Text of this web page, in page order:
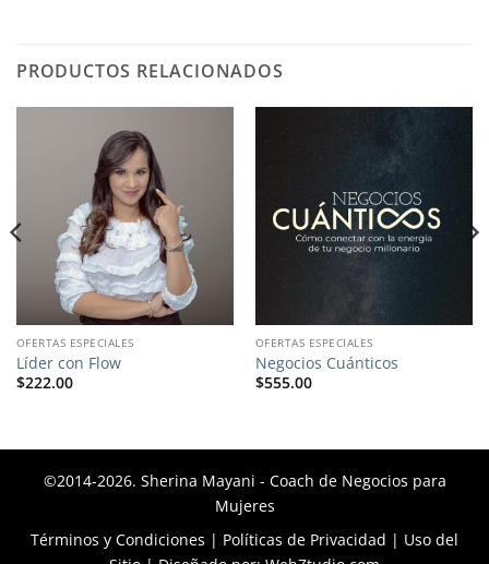
PRODUCTOS RELACIONADOS
OFERTAS ESPECIALES
Líder con Flow
$222.00
OFERTAS ESPECIALES
Negocios Cuánticos
$555.00
©2014-2026. Sherina Mayani - Coach de Negocios para
Mujeres
Términos y Condiciones | Políticas de Privacidad | Uso del